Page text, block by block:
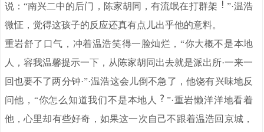
说：“南兴二中的后门，陈家胡同，有流氓在打群架
”·温浩
微怔，觉得这孩子的反应还真有点儿出乎他的意料。
重岩舒了口气，冲着温浩笑得一脸灿烂，“你大概不是本地
人，容我温馨提示一下，从陈家胡同出去就是派出所·一来一
回也要不了两分钟·”·温浩这会儿倒不急了，他饶有兴味地反
问他，“你怎么知道我们不是本地人
”·重岩懒洋洋地看着
他，心里却有些好奇，如果这一次自己不跟着温浩回京城，